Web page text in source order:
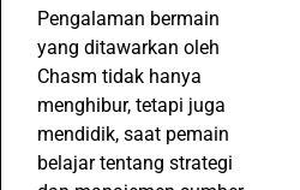
Pengalaman bermain
yang ditawarkan oleh
Chasm tidak hanya
menghibur, tetapi juga
mendidik, saat pemain
belajar tentang strategi